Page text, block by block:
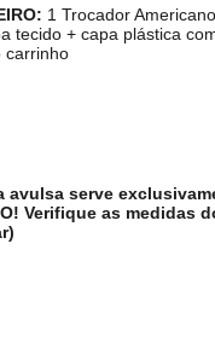
1 Trocador
tecido + capa plástica
carrinho
avulsa serve
Verifique as medidas